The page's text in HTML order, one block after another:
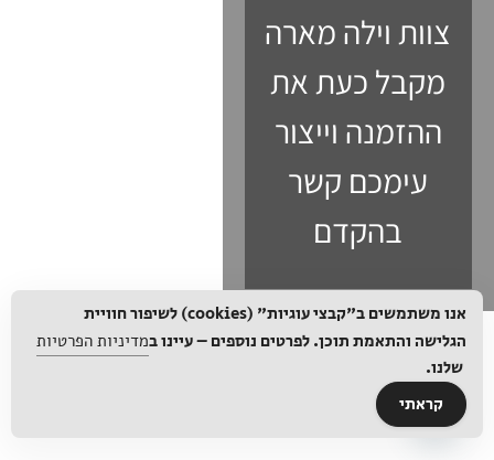
צוות וילה מארה
מקבל כעת את
ההזמנה וייצור
עימכם קשר
בהקדם
אנו משתמשים ב"קבצי עוגיות" (cookies) לשיפור חוויית
הגלישה והתאמת תוכן. לפרטים נוספים – עיינו במדיניות הפרטיות
שלנו.
קראתי